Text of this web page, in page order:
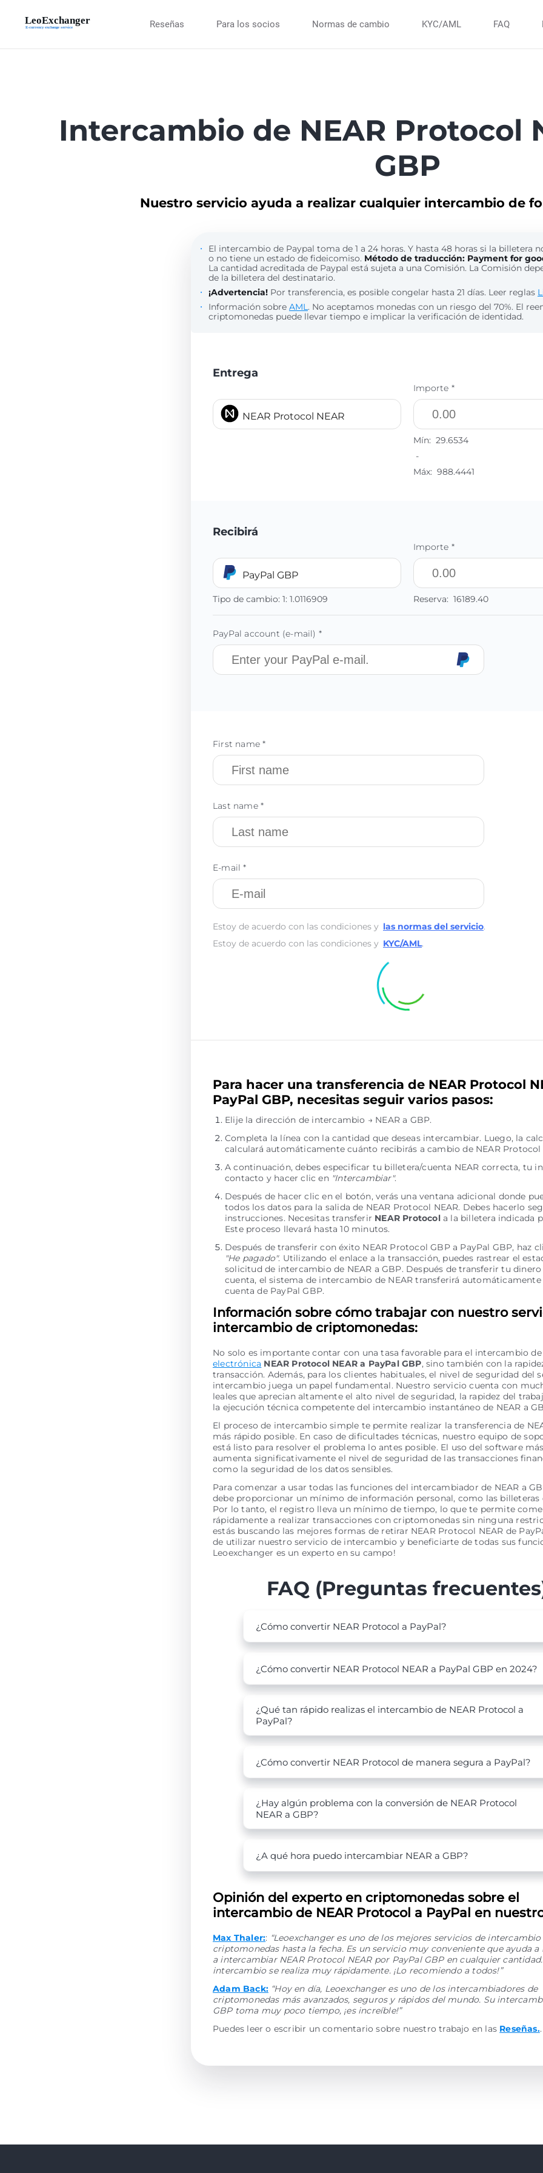
Reseñas Para los socios Normas de cambio KYC/AML FAQ
Intercambio de NEAR Protocol
GBP
Nuestro servicio ayuda a realizar cualquier intercambio de
El intercambio de Paypal toma de 1 a 24 horas. Y hasta 48 horas si la billetera
o no tiene un estado de fideicomiso. Método de traducción: Payment for
La cantidad acreditada de Paypal está sujeta a una Comisión. La Comisión
de la billetera del destinatario.
¡Advertencia! Por transferencia, es posible congelar hasta 21 días. Leer reglas
Información sobre AML. No aceptamos monedas con un riesgo del 70%. El
criptomonedas puede llevar tiempo e implicar la verificación de identidad.
Entrega
NEAR Protocol NEAR
Importe *
Mín: 29.6534
-
Máx: 988.4441
Recibirá
PayPal GBP
Tipo de cambio: 1: 1.0116909
Importe *
Reserva: 16189.40
PayPal account (e-mail) *
First name *
Last name *
E-mail *
Estoy de acuerdo con las condiciones y las normas del servicio.
Estoy de acuerdo con las condiciones y KYC/AML.
Para hacer una transferencia de NEAR Protocol
PayPal GBP, necesitas seguir varios pasos:
Elije la dirección de intercambio → NEAR a GBP.
Completa la línea con la cantidad que deseas intercambiar. Luego, la
calculará automáticamente cuánto recibirás a cambio de NEAR Protocol
A continuación, debes especificar tu billetera/cuenta NEAR correcta, tu
contacto y hacer clic en "Intercambiar".
Después de hacer clic en el botón, verás una ventana adicional donde
todos los datos para la salida de NEAR Protocol NEAR. Debes hacerlo
instrucciones. Necesitas transferir NEAR Protocola la billetera indicada
Este proceso llevará hasta 10 minutos.
Después de transferir con éxito NEAR Protocol GBP a PayPal GBP, haz
"He pagado". Utilizando el enlace a la transacción, puedes rastrear el
solicitud de intercambio de NEAR a GBP. Después de transferir tu dinero
cuenta, el sistema de intercambio de NEAR transferirá
cuenta de PayPal GBP.
Información sobre cómo trabajar con nuestro
intercambio de criptomonedas:
No solo es importante contar con una tasa favorable para el intercambio de
electrónica NEAR Protocol NEAR a PayPal GBP, sino también con la
transacción. Además, para los clientes habituales, el nivel de seguridad del
intercambio juega un papel fundamental. Nuestro servicio cuenta con
leales que aprecian altamente el alto nivel de seguridad, la rapidez del
la ejecución técnica competente del intercambio instantáneo de NEAR a
El proceso de intercambio simple te permite realizar la transferencia de
más rápido posible. En caso de dificultades técnicas, nuestro equipo de
está listo para resolver el problema lo antes posible. El uso del software
aumenta significativamente el nivel de seguridad de las transacciones
como la seguridad de los datos sensibles.
Para comenzar a usar todas las funciones del intercambiador de NEAR a
debe proporcionar un mínimo de información personal, como las billeteras
Por lo tanto, el registro lleva un mínimo de tiempo, lo que te permite
rápidamente a realizar transacciones con criptomonedas sin ninguna
estás buscando las mejores formas de retirar NEAR Protocol NEAR de
de utilizar nuestro servicio de intercambio y beneficiarte de todas sus
Leoexchanger es un experto en su campo!
FAQ (Preguntas
¿Cómo convertir NEAR Protocol a PayPal?
¿Cómo convertir NEAR Protocol NEAR a PayPal GBP en 2024?
¿Qué tan rápido realizas el intercambio de NEAR Protocol a
PayPal?
¿Cómo convertir NEAR Protocol de manera segura a PayPal?
¿Hay algún problema con la conversión de NEAR Protocol
NEAR a GBP?
¿A qué hora puedo intercambiar NEAR a GBP?
Opinión del experto en criptomonedas sobre el
intercambio de NEAR Protocol a PayPal en
Max Thaler:: “Leoexchanger es uno de los mejores servicios de intercambio
criptomonedas hasta la fecha. Es un servicio muy conveniente que ayuda a
a intercambiar NEAR Protocol NEAR por PayPal GBP en cualquier
intercambio se realiza muy rápidamente. ¡Lo recomiendo a todos!”
Adam Back: “Hoy en día, Leoexchanger es uno de los intercambiadores de
criptomonedas más avanzados, seguros y rápidos del mundo. Su
GBP toma muy poco tiempo, ¡es increíble!”
Puedes leer o escribir un comentario sobre nuestro trabajo en las Reseñas..